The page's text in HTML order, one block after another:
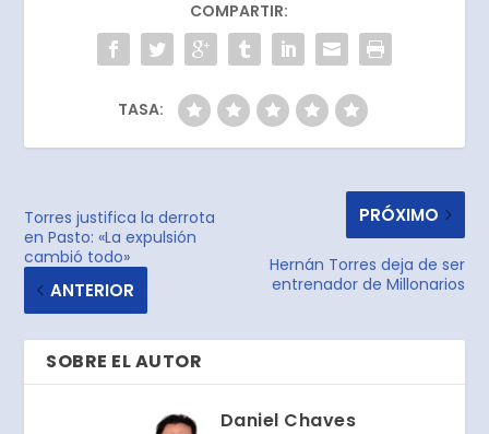
COMPARTIR:
TASA:
Torres justifica la derrota
en Pasto: «La expulsión
cambió todo»
ANTERIOR
PRÓXIMO
Hernán Torres deja de ser
entrenador de Millonarios
SOBRE EL AUTOR
Daniel Chaves